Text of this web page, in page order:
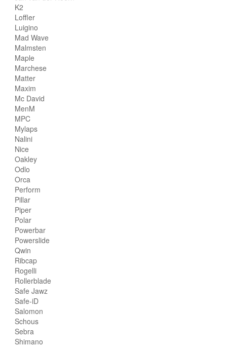
K2
Loffler
Luigino
Mad Wave
Malmsten
Maple
Marchese
Matter
Maxim
Mc David
MenM
MPC
Mylaps
Nalini
Nice
Oakley
Odlo
Orca
Perform
Pillar
Piper
Polar
Powerbar
Powerslide
Qwin
Ribcap
Rogelli
Rollerblade
Safe Jawz
Safe-iD
Salomon
Schous
Sebra
Shimano